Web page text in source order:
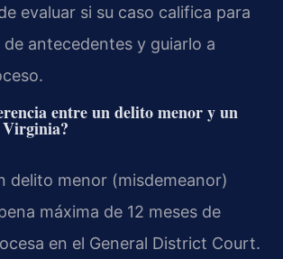
evaluar si su caso califica para
de antecedentes y guiarlo a
entre un delito menor y un
Virginia?
delito menor (misdemeanor)
máxima de 12 meses de
en el General District Court.